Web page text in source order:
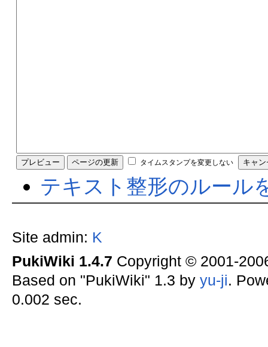
タイムスタンプを変更しない
テキスト整形のルール
Site admin: K
PukiWiki 1.4.7 Copyright © 2001-
Based on "PukiWiki" 1.3 by yu-ji.
0.002 sec.